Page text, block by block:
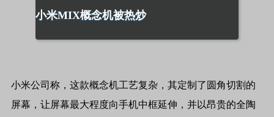
小米MIX概念机被热炒
小米公司称，这款概念机工艺复杂，其定制了圆角切割的
屏幕，让屏幕最大程度向手机中框延伸，并以昂贵的全陶